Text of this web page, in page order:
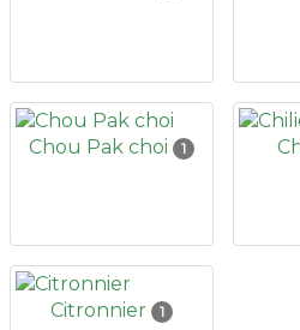
Chou Pak choi 1
Citronnier 1